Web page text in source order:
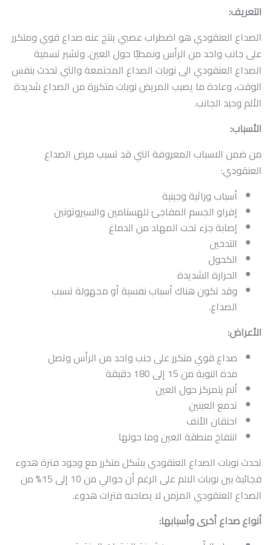
تواصل معناالتعريف:
الصداع العنقودي هو اضطراب عصبي ينتج عنه صداع قوي ومتكرر
على جانب واحد من الرأس ونمطيًا حول العين. وتشير تسمية
الصداع العنقودي الى نوبات الصداع المجتمعة والتي تحدث بنفس
الوقت، وعادة ما يصيب المريض نوبات متكررة من الصداع شديدة
الألم وحيد الجانب.
الأسباب:
من ضمن الاسباب المعروفة التي قد تسبب مرض الصداع
العنقودي:
أسباب وراثية وجينية
إفراو الجسم المفاجئ للهستامين والسيروتونين
إصابة جزء تحت المهاد من الدماغ
التدخين
الكحول
الحرارة الشديدة
وقد تكون هناك أسباب نفسية أو مجهولة تسبب
الصداع.
الأعراض:
صداع قوي متكرر على جنب واحد من الرأس وتصل
مدة النوبة من 15 إلى 180 دقيقة
ألم يتمركز حول العين
تدمع العينين
احتقان الأنف
انتفاخ منطقة العين وما حولها
تحدث نوبات الصداع العنقودي بشكل متكرر مع وجود فترة هدوء
فجائية بين نوبات الالم على الرغم أن حوالي من 10 إلى 15% من
الصداع العنقودي المزمن لا يصاحبه فترات هدوء.
أنواع صداع أخرى وأسبابها: